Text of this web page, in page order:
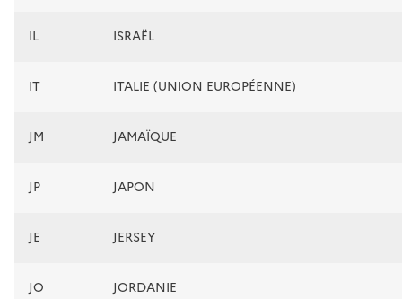
IL ISRAËL
IT ITALIE (UNION EUROPÉENNE)
JM JAMAÏQUE
JP JAPON
JE JERSEY
JO JORDANIE